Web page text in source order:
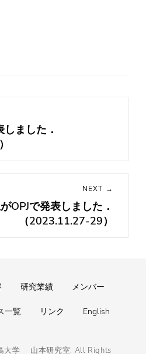
ました．
NEXT →
OPJで発表しました．
（2023.11.27-29）
研究業績 メンバー
一覧 リンク English
大学 山本研究室. All Rights